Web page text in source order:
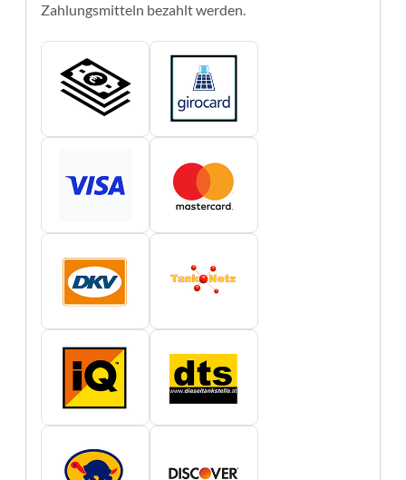
Zahlungsmitteln bezahlt werden.